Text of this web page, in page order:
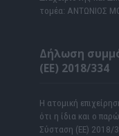
τομέα: ΑΝΤΩΝΙΟΣ
Δήλωση
(ΕΕ) 2018/334
Η ατομική
ότι η ίδια και ο
Σύσταση (ΕΕ) 2018/